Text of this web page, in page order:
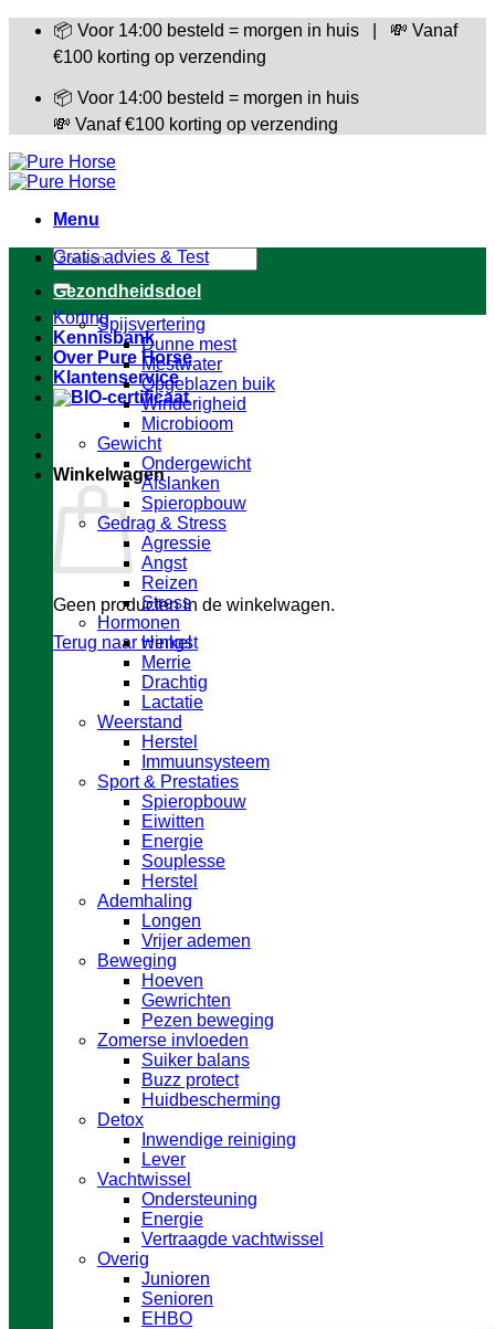
inhoud
📦 Voor 14:00 besteld = morgen in huis | 💸 Vanaf
€100 korting op verzending
📦 Voor 14:00 besteld = morgen in huis
💸 Vanaf €100 korting op verzending
Menu
Zoeken
naar:
Korting
Kennisbank
Over Pure Horse
Klantenservice
Winkelwagen
Geen producten in de winkelwagen.
Terug naar winkel
Gratis advies & Test
Gezondheidsdoel
Spijsvertering
Dunne mest
Mestwater
Opgeblazen buik
Winderigheid
Microbioom
Gewicht
Ondergewicht
Afslanken
Spieropbouw
Gedrag & Stress
Agressie
Angst
Reizen
Stress
Hormonen
Hengst
Merrie
Drachtig
Lactatie
Weerstand
Herstel
Immuunsysteem
Sport & Prestaties
Spieropbouw
Eiwitten
Energie
Souplesse
Herstel
Ademhaling
Longen
Vrijer ademen
Beweging
Hoeven
Gewrichten
Pezen beweging
Zomerse invloeden
Suiker balans
Buzz protect
Huidbescherming
Detox
Inwendige reiniging
Lever
Vachtwissel
Ondersteuning
Energie
Vertraagde vachtwissel
Overig
Junioren
Senioren
EHBO